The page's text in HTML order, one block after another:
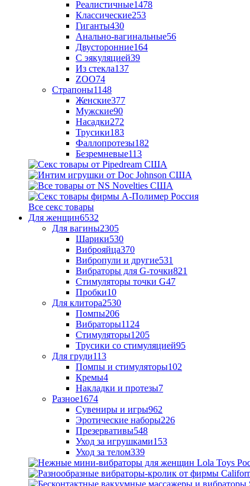
Реалистичные1478
Классические253
Гиганты430
Анально-вагинальные56
Двусторонние164
С эякуляцией39
Из стекла137
ZOO74
Страпоны1148
Женские377
Мужские90
Насадки272
Трусики183
Фаллопротезы182
Безремневые113
Все секс товары
Для женщин6532
Для вагины2305
Шарики530
Виброяйца370
Вибропули и другие531
Вибраторы для G-точки821
Стимуляторы точки G47
Пробки10
Для клитора2530
Помпы206
Вибраторы1124
Стимуляторы1205
Трусики со стимуляцией95
Для груди113
Помпы и стимуляторы102
Кремы4
Накладки и протезы7
Разное1674
Сувениры и игры962
Эротические наборы226
Презервативы548
Уход за игрушками153
Уход за телом339